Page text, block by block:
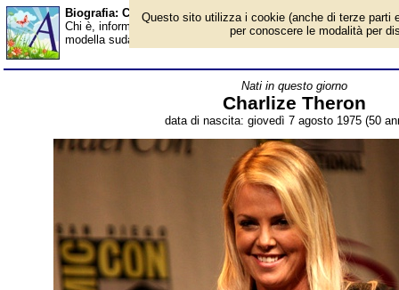
Biografia: Charlize Theron - età - Almanacco
Chi è, informazioni, foto, qual è la data di nascita, età, dove è
modella sudafricana, naturalizzata statunitense, Premio Oscar
Nati in questo giorno
Charlize Theron
data di nascita: giovedì 7 agosto 1975 (50
Questo sito utilizza i cookie (anche di terze parti
per conoscere le modalità per